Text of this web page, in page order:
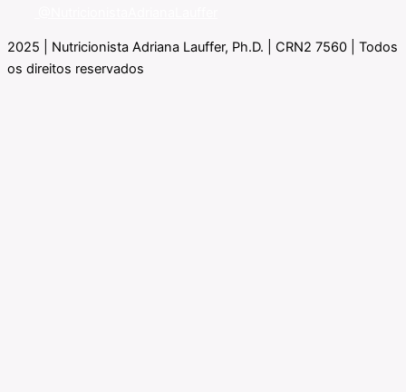
2025 | Nutricionista Adriana Lauffer, Ph.D. | CRN2 7560 | Todos
os direitos reservados